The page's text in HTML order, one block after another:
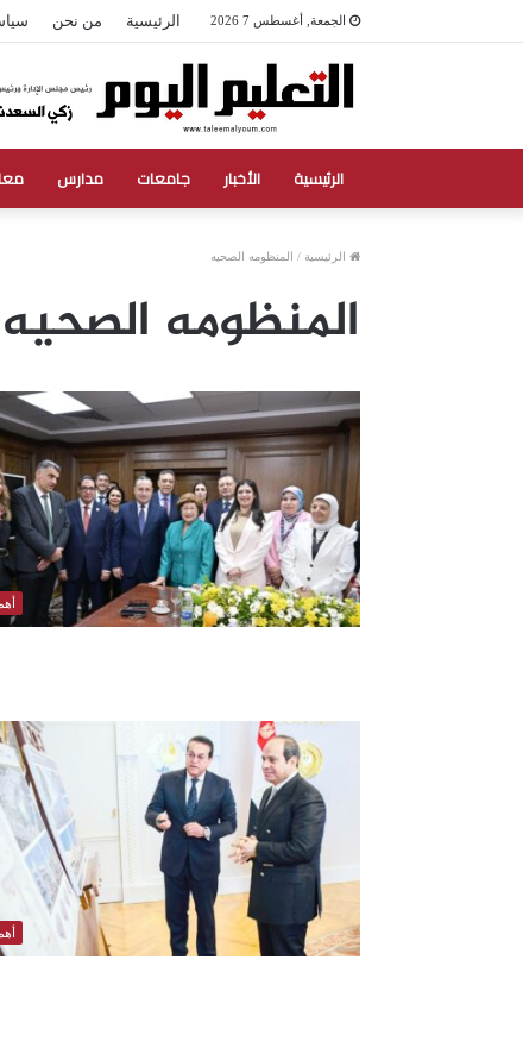
الجمعة, أغسطس 7 2026 الرئيسية من نحن
الرئيسية الأخبار جامعات مدارس
الرئيسية / المنظومه الصحيه
المنظومه الصحيه